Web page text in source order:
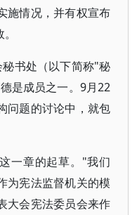
施情况，并有权宣布
书处（以下简称"秘
是成员之一。9月22
问题的讨论中，就包
一章的起草。"我们
为宪法监督机关的模
大会宪法委员会来作